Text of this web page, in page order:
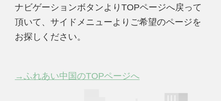
ナビゲーションボタンよりTOPページへ戻って
頂いて、サイドメニューよりご希望のページを
お探しください。
→ふれあい中国のTOPページへ